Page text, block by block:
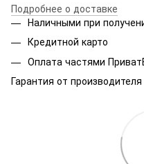
Подробнее о доставке
Наличными при
Кредитной карто
Оплата частями
Гарантия от